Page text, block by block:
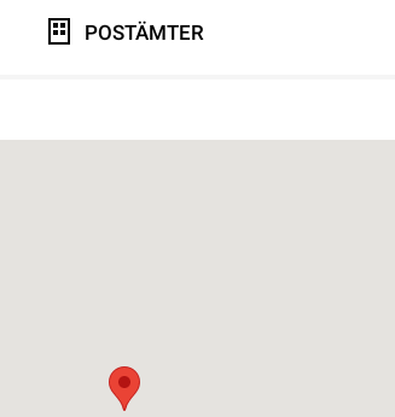
POSTÄMTER